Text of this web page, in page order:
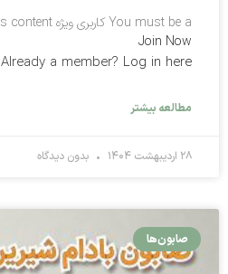
You must be a کاربری ویژه member to access this content.
Join Now
Already a member? Log in here
مطالعه بیشتر
۲۸ اردیبهشت ۱۴۰۴ بدون دیدگاه
صابون‌ها